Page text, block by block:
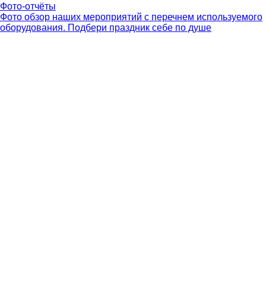
Фото-отчёты
Фото обзор наших мероприятий с перечнем используемого
оборудования. Подбери праздник себе по душе